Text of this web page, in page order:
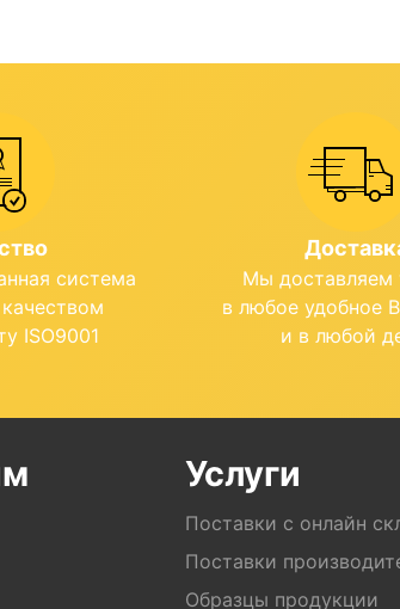
система
ISO9001
Мы доставляем
в любое удобное
и в любой
Услуги
Поставки с онлайн
Поставки
Образцы продукции